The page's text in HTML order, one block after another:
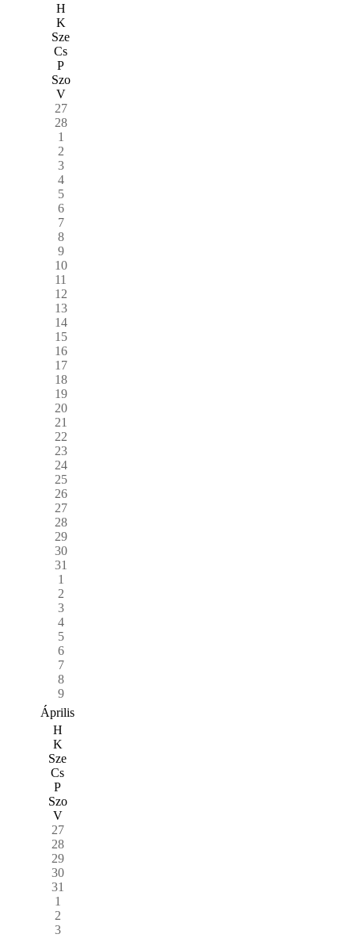
H
K
Sze
Cs
P
Szo
V
27
28
1
2
3
4
5
6
7
8
9
10
11
12
13
14
15
16
17
18
19
20
21
22
23
24
25
26
27
28
29
30
31
1
2
3
4
5
6
7
8
9
Április
H
K
Sze
Cs
P
Szo
V
27
28
29
30
31
1
2
3